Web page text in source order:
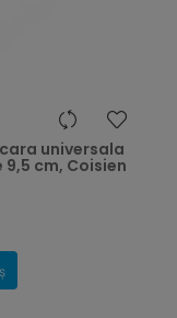
universala
cm, Coisien